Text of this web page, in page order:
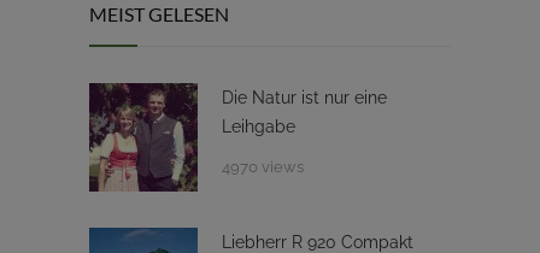
MEIST GELESEN
Die Natur ist nur eine
Leihgabe
4970 views
Liebherr R 920 Compakt